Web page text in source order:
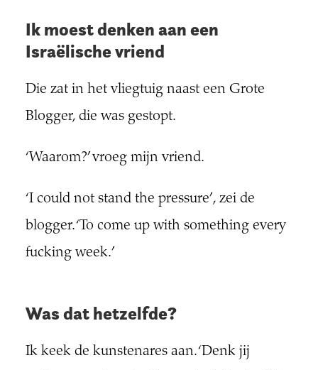
Ik moest denken aan een
Israëlische vriend
Die zat in het vliegtuig naast een Grote
Blogger, die was gestopt.
‘Waarom?’ vroeg mijn vriend.
‘I could not stand the pressure’, zei de
blogger. ‘To come up with something every
fucking week.’
Was dat hetzelfde?
Ik keek de kunstenares aan. ‘Denk jij